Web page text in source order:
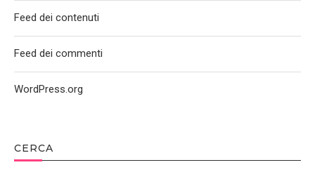
CERCA
Feed dei contenuti
Feed dei commenti
WordPress.org